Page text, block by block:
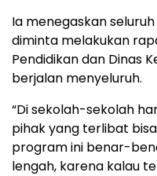
Ia menegaskan
diminta melakukan
Pendidikan dan Dinas
berjalan menyeluruh.
“Di sekolah-sekolah
pihak yang terlibat
program ini benar-
lengah, karena kalau